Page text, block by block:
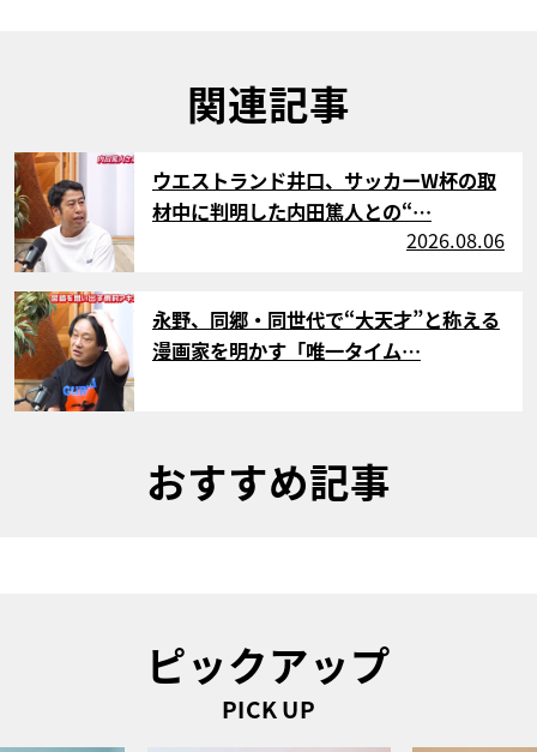
関連記事
サムネイル
ウエストランド井口、サッカーW杯の取
材中に判明した内田篤人との“…
2026.08.06
サムネイル
永野、同郷・同世代で“大天才”と称える
漫画家を明かす「唯一タイム…
おすすめ記事
ピックアップ
PICK UP